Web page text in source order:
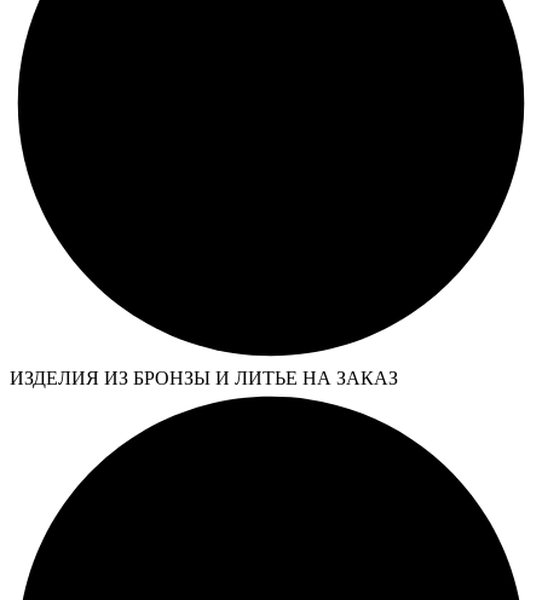
ИЗДЕЛИЯ ИЗ БРОНЗЫ И ЛИТЬЕ НА ЗАКАЗ